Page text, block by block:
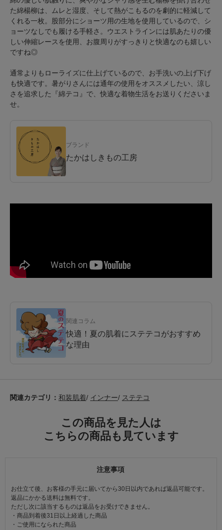
た綿楊柳は、ムレと湿度、そして熱がこもるのを劇的に軽減して
くれる一枚。股部分にショーツ用の生地を使用しているので、シ
ョーツなしでも履ける手軽さ。ウエストラインには肌あたりの優
しい伸縮レースを使用、お腹周りがすっきりと快適なのも嬉しい
ですね◎
通常よりもローライズに仕上げているので、お手洗いの上げ下げ
も快適です。暑がりさんには通年の使用をオススメしたい、涼し
さを追求した『綿テコ』で、快適な着物生活をお送りくださいま
せ。
ブランド
たかはしきもの工房
関連コラム
快適！夏の肌着にステテコがおすすめ
な理由
関連カテゴリ： 和装肌着/ インナー/ ステテコ
この商品を見た人は
こちらの商品も見ています
注意事項
お仕立て後、お客様の手元に届いてから30日以内であれば返品可能です。
返品にかかる送料は無料です。
ただし次に該当するものは返品をお受けできません。
・商品到着後31日以上経過した商品
・ご使用になられた商品